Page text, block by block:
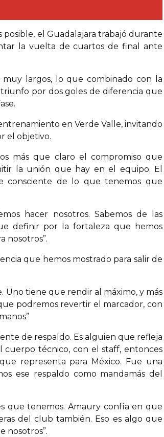
el Guadalajara trabajó durante
la vuelta de cuartos de final ante
largos, lo que combinado con la
por dos goles de diferencia que
en Verde Valle, invitando
el objetivo.
más que claro el compromiso que
la unión que hay en el equipo. El
consciente de lo que tenemos que
hacer nosotros. Sabemos de las
definir por la fortaleza que hemos
nosotros”.
que hemos mostrado para salir de
tiene que rendir al máximo, y más
podremos revertir el marcador, con
de respaldo. Es alguien que refleja
cuerpo técnico, con el staff, entonces
representa para México. Fue una
ese respaldo como mandamás del
que tenemos. Amaury confía en que
del club también. Eso es algo que
nosotros”.